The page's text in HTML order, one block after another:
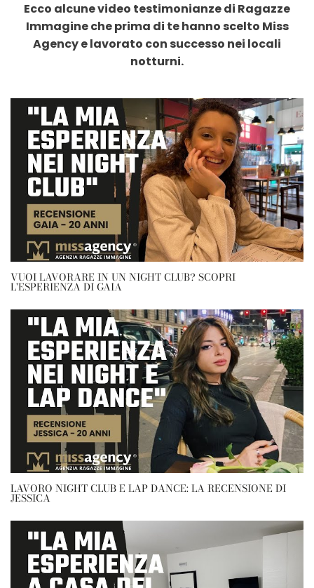
Ecco alcune video testimonianze di Ragazze
Immagine che prima di te hanno scelto Miss
Agency e lavorato con successo nei locali
notturni.
VUOI LAVORARE IN UN NIGHT CLUB? SCOPRI
L'ESPERIENZA DI GAIA
LAVORO NIGHT CLUB E LAP DANCE: LA RECENSIONE DI
JESSICA